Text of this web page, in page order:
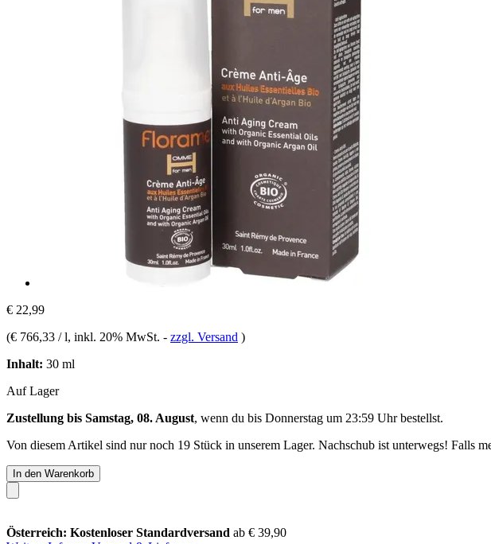
€ 22,99
(€ 766,33 / l, inkl. 20% MwSt. - zzgl. Versand )
Inhalt: 30 ml
Auf Lager
Zustellung bis Samstag, 08. August, wenn du bis Donnerstag um 23:59 Uhrbestellst.
Von diesem Artikel sind nur noch 19 Stück in unserem Lager. Nachschub ist unterwegs! Falls
In den Warenkorb
Österreich: Kostenloser Standardversand ab € 39,90